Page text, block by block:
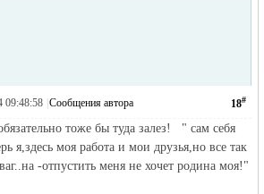
18#
09:48:58 Сообщения автора
тоже бы туда залез! " сам себя
я,здесь моя работа и мои друзья,но все так
-отпустить меня не хочет родина моя!"